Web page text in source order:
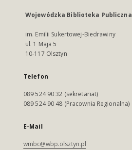
Wojewódzka Biblioteka Publiczna
im. Emilii Sukertowej-Biedrawiny
ul. 1 Maja 5
10-117 Olsztyn
Telefon
089 524 90 32 (sekretariat)
089 524 90 48 (Pracownia Regionalna)
E-Mail
wmbc@wbp.olsztyn.pl